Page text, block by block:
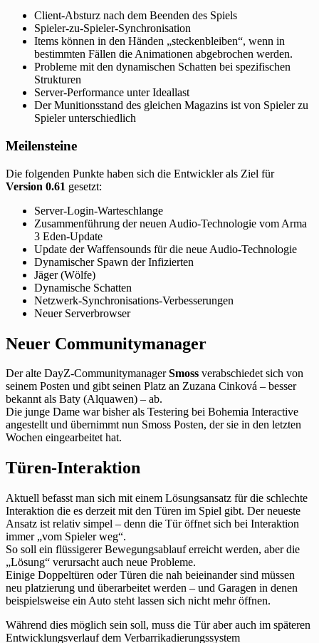
Client-Absturz nach dem Beenden des Spiels
Spieler-zu-Spieler-Synchronisation
Items können in den Händen „steckenbleiben“, wenn in
bestimmten Fällen die Animationen abgebrochen werden.
Probleme mit den dynamischen Schatten bei spezifischen
Strukturen
Server-Performance unter Ideallast
Der Munitionsstand des gleichen Magazins ist von Spieler zu
Spieler unterschiedlich
Meilensteine
Die folgenden Punkte haben sich die Entwickler als Ziel für
Version 0.61 gesetzt:
Server-Login-Warteschlange
Zusammenführung der neuen Audio-Technologie vom Arma
3 Eden-Update
Update der Waffensounds für die neue Audio-Technologie
Dynamischer Spawn der Infizierten
Jäger (Wölfe)
Dynamische Schatten
Netzwerk-Synchronisations-Verbesserungen
Neuer Serverbrowser
Neuer Communitymanager
Der alte DayZ-CommunitymanagerSmoss verabschiedet sich von
seinem Posten und gibt seinen Platz an Zuzana Cinková – besser
bekannt als Baty (Alquawen) – ab.
Die junge Dame war bisher als Testering bei Bohemia Interactive
angestellt und übernimmt nun Smoss Posten, der sie in den letzten
Wochen eingearbeitet hat.
Türen-Interaktion
Aktuell befasst man sich mit einem Lösungsansatz für die schlechte
Interaktion die es derzeit mit den Türen im Spiel gibt. Der neueste
Ansatz ist relativ simpel – denn die Tür öffnet sich bei Interaktion
immer „vom Spieler weg“.
So soll ein flüssigerer Bewegungsablauf erreicht werden, aber die
„Lösung“ verursacht auch neue Probleme.
Einige Doppeltüren oder Türen die nah beieinander sind müssen
neu platzierung und überarbeitet werden – und Garagen in denen
beispielsweise ein Auto steht lassen sich nicht mehr öffnen.
Während dies möglich sein soll, muss die Tür aber auch im späteren
Entwicklungsverlauf dem Verbarrikadierungssystem